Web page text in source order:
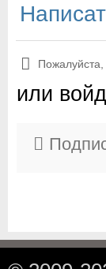
Пожалуйста,
или